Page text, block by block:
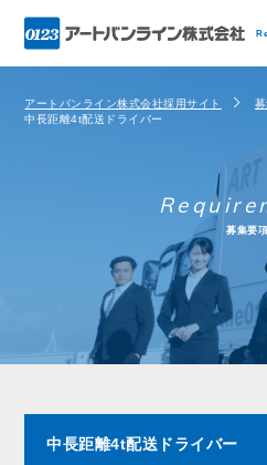
アートバンライン株式会社採用サイト
中長距離4t配送ドライバー
募集要項
中長距離4t配送ドライバー